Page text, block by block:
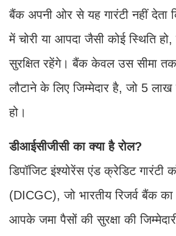
बैंक अपनी ओर से यह गारंटी नहीं
में चोरी या आपदा जैसी कोई स्थिति
सुरक्षित रहेंगे। बैंक केवल उस सीमा
लौटाने के लिए जिम्मेदार है, जो 5
हो।
डीआईसीजीसी का क्या है रोल?
डिपॉजिट इंश्योरेंस एंड क्रेडिट गारंटी
(DICGC), जो भारतीय रिजर्व बैंक
आपके जमा पैसों की सुरक्षा की